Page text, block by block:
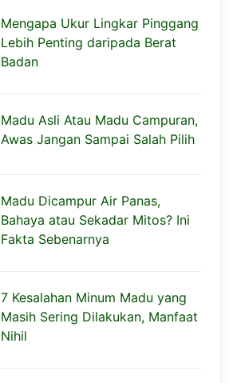
Mengapa Ukur Lingkar Pinggang
Lebih Penting daripada Berat
Badan
Madu Asli Atau Madu Campuran,
Awas Jangan Sampai Salah Pilih
Madu Dicampur Air Panas,
Bahaya atau Sekadar Mitos? Ini
Fakta Sebenarnya
7 Kesalahan Minum Madu yang
Masih Sering Dilakukan, Manfaat
Nihil